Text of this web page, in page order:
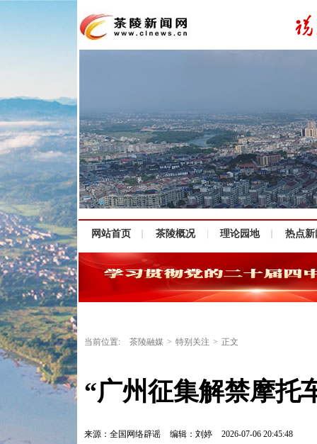
网站首页 茶陵概况 理论园地 热点新
当前位置: 茶陵融媒 > 特别关注 > 正文
“广州征集解禁摩托
来源：全国网络辟谣 编辑：刘婷 2026-07-06 20:45:48